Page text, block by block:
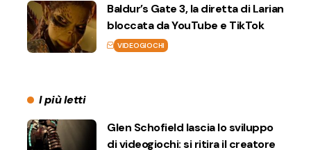
Baldur’s Gate 3, la diretta di Larian
bloccata da YouTube e TikTok
VIDEOGIOCHI
I più letti
Glen Schofield lascia lo sviluppo
di videogiochi: si ritira il creatore